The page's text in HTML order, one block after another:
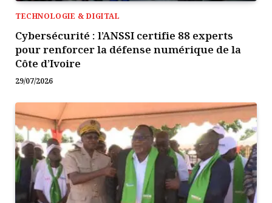
TECHNOLOGIE & DIGITAL
Cybersécurité : l’ANSSI certifie 88 experts
pour renforcer la défense numérique de la
Côte d’Ivoire
29/07/2026